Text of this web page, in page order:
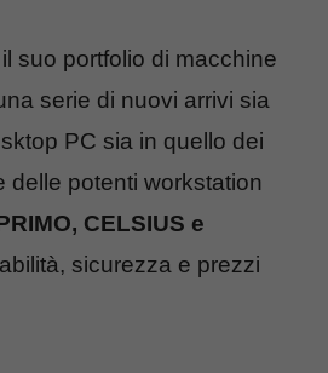
suo portfolio di macchine
serie di nuovi arrivi sia
PC sia in quello dei
delle potenti workstation
CELSIUS e
sicurezza e prezzi